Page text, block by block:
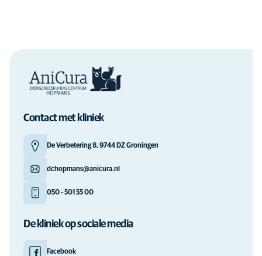
Contact met kliniek
De Verbetering 8, 9744 DZ Groningen
dchopmans@anicura.nl
050 - 501 55 00
De kliniek op sociale media
Facebook